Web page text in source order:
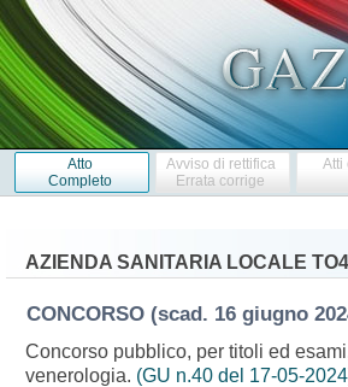
Atto
Completo
Avviso di rettifica
Errata corrige
Atti
AZIENDA SANITARIA LOCALE
CONCORSO (scad. 16 giugno
Concorso pubblico, per titoli ed
venerologia. (GU n.40 del 17-05-